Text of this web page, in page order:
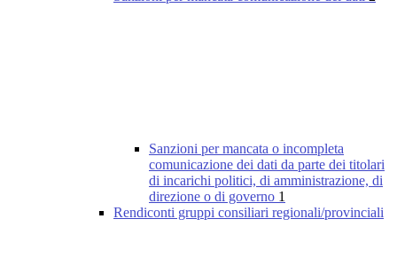
Sanzioni per mancata o incompleta
comunicazione dei dati da parte dei titolari
di incarichi politici, di amministrazione, di
direzione o di governo 1
Rendiconti gruppi consiliari regionali/provinciali